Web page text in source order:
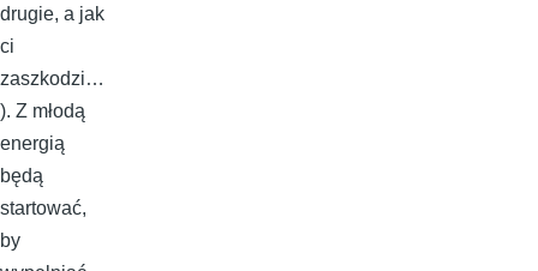
drugie, a jak
ci
zaszkodzi…
). Z młodą
energią
będą
startować,
by